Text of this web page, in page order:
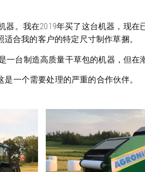
器。我在2019年买了这台机器，现在
适合我的客户的特定尺寸制作草捆。
台制造高质量干草包的机器，但在
一个需要处理的严重的合作伙伴。